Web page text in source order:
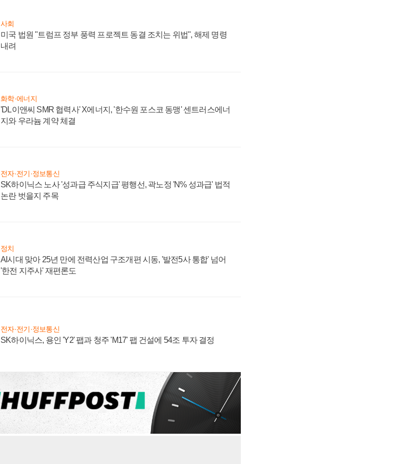
사회
미국 법원 "트럼프 정부 풍력 프로젝트 동결 조치는 위법", 해제 명령
내려
화학·에너지
'DL이앤씨 SMR 협력사' X에너지, '한수원 포스코 동맹' 센트러스에너
지와 우라늄 계약 체결
전자·전기·정보통신
SK하이닉스 노사 '성과급 주식지급' 평행선, 곽노정 'N% 성과급' 법적
논란 벗을지 주목
정치
AI시대 맞아 25년 만에 전력산업 구조개편 시동, '발전5사 통합' 넘어
'한전 지주사' 재편론도
전자·전기·정보통신
SK하이닉스, 용인 'Y2' 팹과 청주 'M17' 팹 건설에 54조 투자 결정